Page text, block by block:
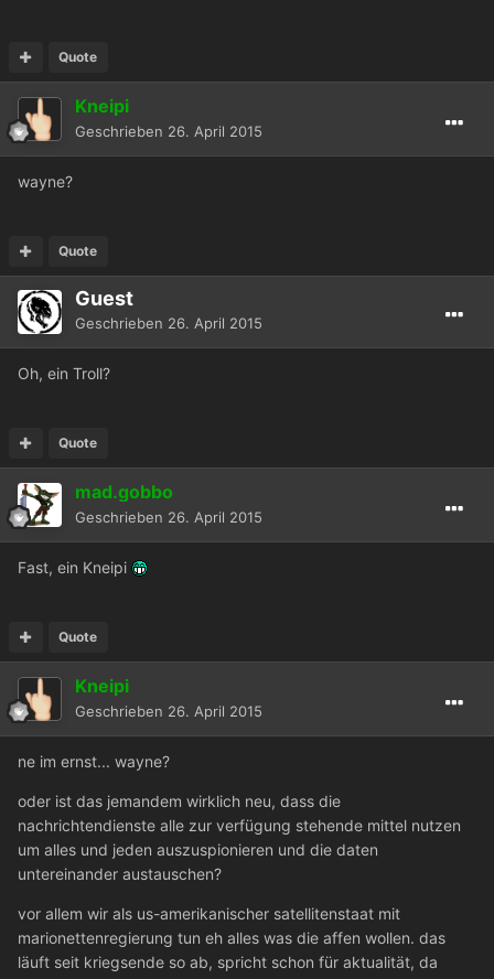
Quote
Kneipi
Geschrieben 26. April 2015
wayne?
Quote
Guest
Geschrieben 26. April 2015
Oh, ein Troll?
Quote
mad.gobbo
Geschrieben 26. April 2015
Fast, ein Kneipi
Quote
Kneipi
Geschrieben 26. April 2015
ne im ernst... wayne?
oder ist das jemandem wirklich neu, dass die
nachrichtendienste alle zur verfügung stehende mittel nutzen
um alles und jeden auszuspionieren und die daten
untereinander austauschen?
vor allem wir als us-amerikanischer satellitenstaat mit
marionettenregierung tun eh alles was die affen wollen. das
läuft seit kriegsende so ab, spricht schon für aktualität, da